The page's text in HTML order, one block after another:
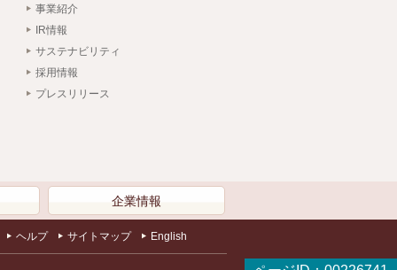
事業紹介
IR情報
サステナビリティ
採用情報
プレスリリース
企業情報
ヘルプ サイトマップ English